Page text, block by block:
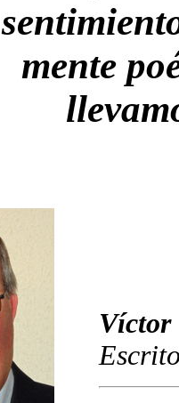
mente
Víctor